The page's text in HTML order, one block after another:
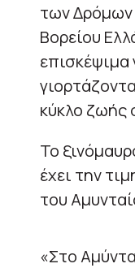
των Δρόμων
Βορείου
επισκέψιμα
κύκλο ζωής
Το
έχει την
του
«Στο